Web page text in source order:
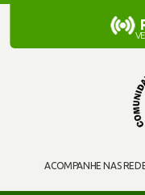
ACOMPANHE NAS